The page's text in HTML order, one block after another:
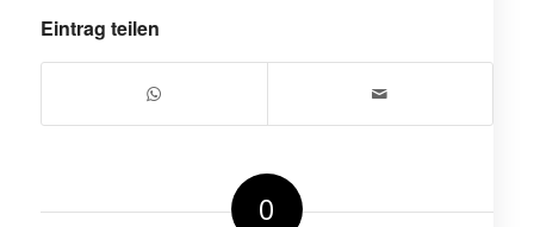
Eintrag teilen
0